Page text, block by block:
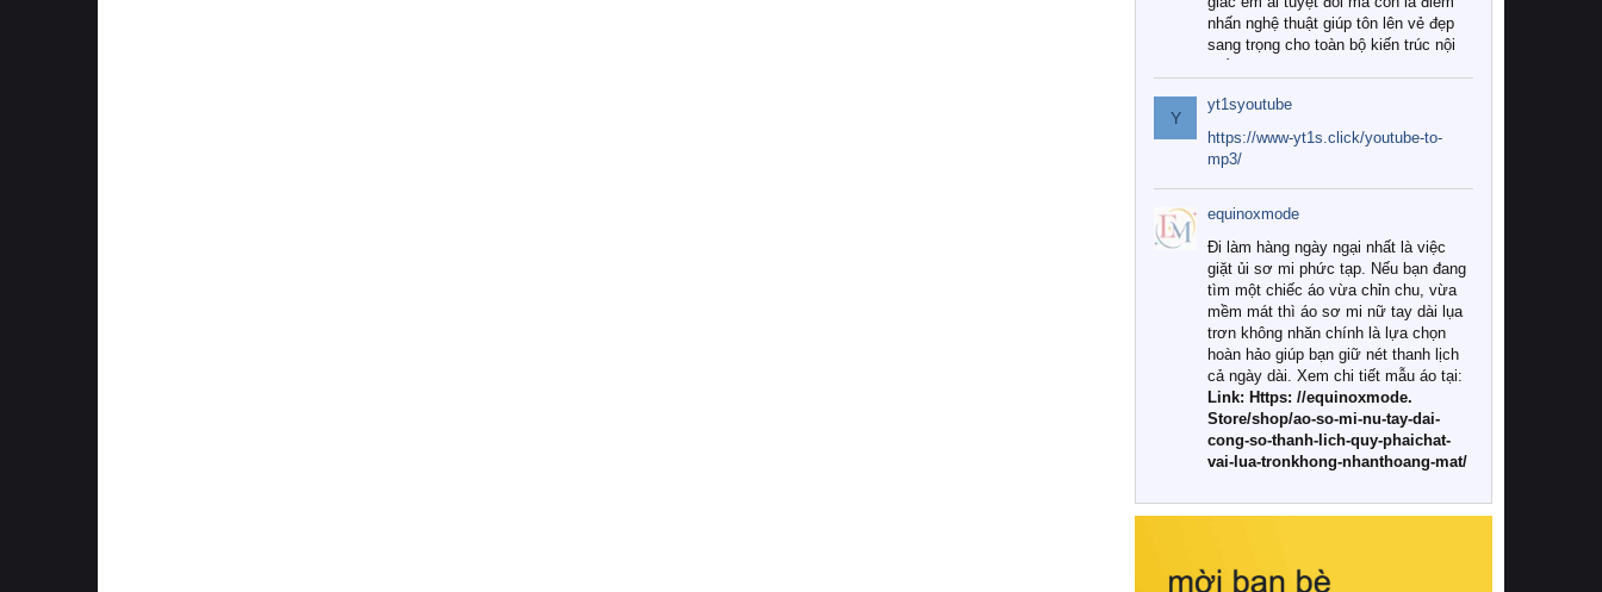
nhấn nghệ thuật giúp tôn lên vẻ đẹp
sang trọng cho toàn bộ kiến trúc nội
Tuy nhiên, giữa thị trường đa dạng
với vô vàn thương hiệu và mẫu mã
như hiện nay, làm thế nào để chọn
được những bộ chăn ga gối đệm cao
cấp thực sự chất lượng, phù hợp với
khí hậu và nhu cầu sử dụng của gia
đình? Hãy cùng chúng tôi đi tìm lời
giải đáp chi tiết qua bài viết dưới đây.
1. Tại sao các gia đình hiện đại lại ưa
chuộng chăn ga gối đệm cao cấp?
Khác với các dòng sản phẩm thông
thường, những bộ chăn ga gối đệm
cao cấp trải qua quy trình sản xuất
nghiêm ngặt từ khâu chọn lọc nguyên
liệu tự nhiên đến công nghệ dệt
nhuộm hiện đại không chứa hóa chất
này, bạn sẽ cảm nhận rõ rệt sự khác
hồi chuẩn xác của phần đệm nâng đỡ
Y
yt1syoutube
https://www-yt1s.click/youtube-to-
mp3/
equinoxmode
Đi làm hàng ngày ngại nhất là việc
giặt ủi sơ mi phức tạp. Nếu bạn đang
tìm một chiếc áo vừa chỉn chu, vừa
mềm mát thì áo sơ mi nữ tay dài lụa
trơn không nhăn chính là lựa chọn
hoàn hảo giúp bạn giữ nét thanh lịch
cả ngày dài. Xem chi tiết mẫu áo tại:
Link: Https: //equinoxmode.
Store/shop/ao-so-mi-nu-tay-dai-
cong-so-thanh-lich-quy-phaichat-
vai-lua-tronkhong-nhanthoang-mat/